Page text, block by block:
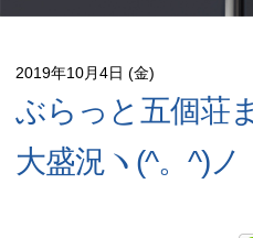
2019年10月4日 (金)
ぶらっと五個荘
大盛況ヽ(^。^)ノ